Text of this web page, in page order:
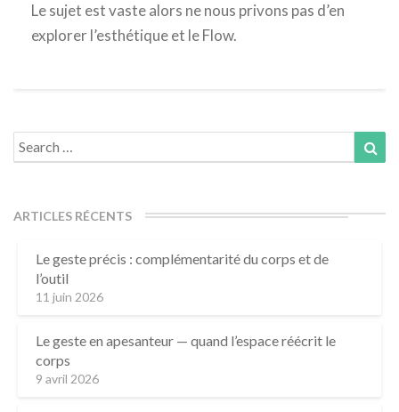
Le sujet est vaste alors ne nous privons pas d’en
explorer l’esthétique et le Flow.
Search
for:
ARTICLES RÉCENTS
Le geste précis : complémentarité du corps et de
l’outil
11 juin 2026
Le geste en apesanteur — quand l’espace réécrit le
corps
9 avril 2026